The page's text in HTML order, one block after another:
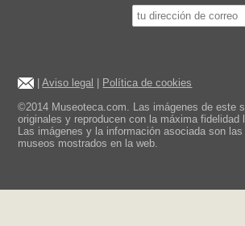
|Aviso legal
Política de cookies
©2014 Museoteca.com. Las imágenes de este
originales y reproducen con la máxima fidelidad
Las imágenes y la información asociada son
museos mostrados en la web.